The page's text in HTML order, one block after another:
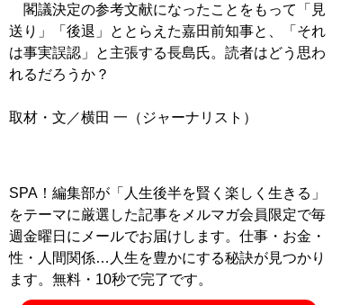
閣議決定の参考文献になったことをもって「見
送り」「後退」ととらえた嘉田前知事と、「それ
は事実誤認」と主張する長島氏。読者はどう思わ
れるだろうか？
SPA！編集部が「人生後半を賢く楽しく生きる」
をテーマに厳選した記事をメルマガ会員限定で毎
週金曜日にメールでお届けします。仕事・お金・
性・人間関係…人生を豊かにする秘訣が見つかり
ます。無料・10秒で完了です。